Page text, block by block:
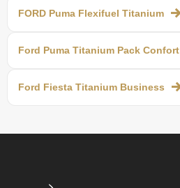
FORD Puma Flexifuel Titanium
Ford Puma Titanium Pack Confort
Ford Fiesta Titanium Business